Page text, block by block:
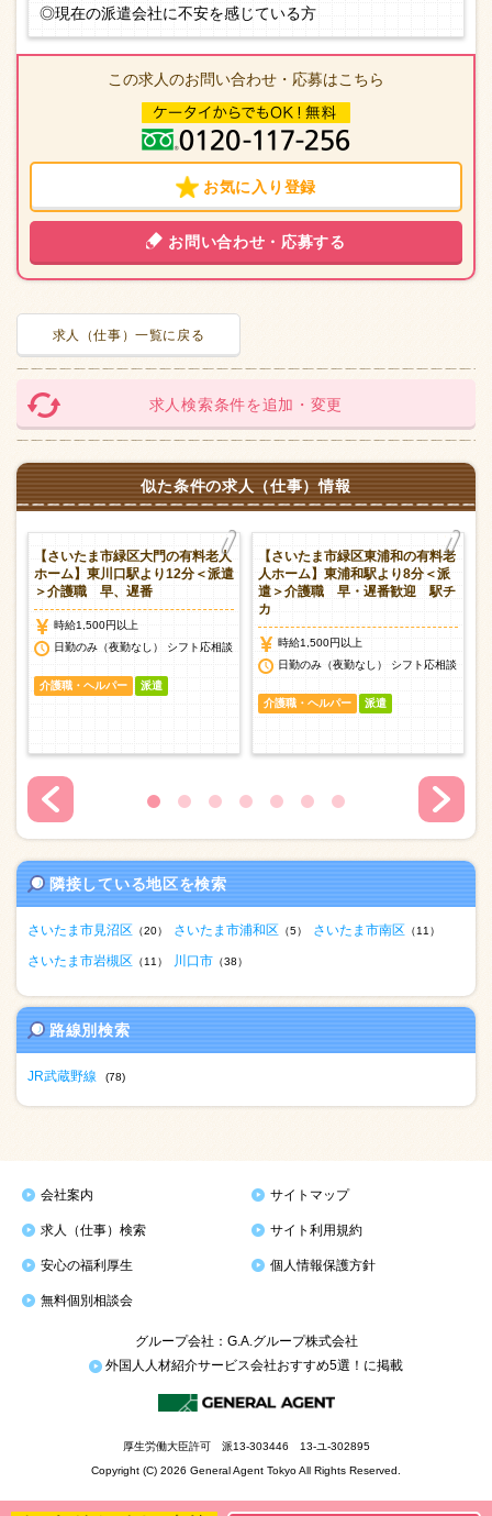
◎現在の派遣会社に不安を感じている方
この求人のお問い合わせ・応募はこちら
お気に入り登録
お問い合わせ・応募する
求人（仕事）一覧に戻る
求人検索条件を追加・変更
似た条件の求人（仕事）情報
【さいたま市緑区大門の有料老人
ホーム】東川口駅より12分＜派遣
＞介護職 早、遅番
時給1,500円以上
日勤のみ（夜勤なし） シフト応相談
介護職・ヘルパー 派遣
【さいたま市緑区東浦和の有料老
人ホーム】東浦和駅より8分＜派
遣＞介護職 早・遅番歓迎 駅チ
カ
時給1,500円以上
日勤のみ（夜勤なし） シフト応相談
介護職・ヘルパー 派遣
隣接している地区を検索
さいたま市見沼区 （20） さいたま市浦和区 （5） さいたま市南区 （11）
さいたま市岩槻区 （11） 川口市 （38）
路線別検索
JR武蔵野線 (78)
会社案内 サイトマップ
求人（仕事）検索 サイト利用規約
安心の福利厚生 個人情報保護方針
無料個別相談会
グループ会社：G.A.グループ株式会社
外国人人材紹介サービス会社おすすめ5選！に掲載
厚生労働大臣許可 派13-303446 13-ユ-302895
Copyright (C) 2026 General Agent Tokyo All Rights Reserved.